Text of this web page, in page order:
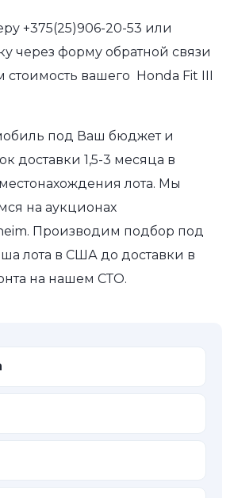
+375(25)906-20-53 или
через форму обратной связи
стоимость вашего Honda Fit III
под Ваш бюджет и
доставки 1,5-3 месяца в
лота. Мы
на аукционах
Производим подбор под
лота в США до доставки в
на нашем СТО.